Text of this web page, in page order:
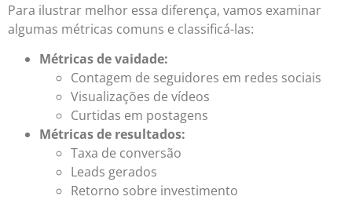
Para ilustrar melhor essa diferença, vamos examinar
algumas métricas comuns e classificá-las:
Métricas de vaidade:
Contagem de seguidores em redes sociais
Visualizações de vídeos
Curtidas em postagens
Métricas de resultados:
Taxa de conversão
Leads gerados
Retorno sobre investimento